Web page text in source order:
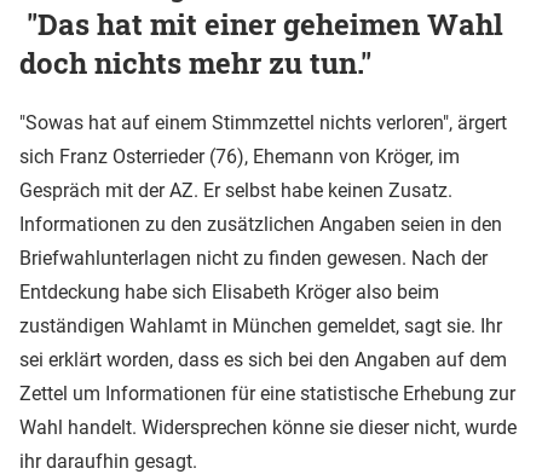
"Das hat mit einer geheimen Wahl
doch nichts mehr zu tun."
"Sowas hat auf einem Stimmzettel nichts verloren", ärgert
sich Franz Osterrieder (76), Ehemann von Kröger, im
Gespräch mit der AZ. Er selbst habe keinen Zusatz.
Informationen zu den zusätzlichen Angaben seien in den
Briefwahlunterlagen nicht zu finden gewesen. Nach der
Entdeckung habe sich Elisabeth Kröger also beim
zuständigen Wahlamt in München gemeldet, sagt sie. Ihr
sei erklärt worden, dass es sich bei den Angaben auf dem
Zettel um Informationen für eine statistische Erhebung zur
Wahl handelt. Widersprechen könne sie dieser nicht, wurde
ihr daraufhin gesagt.